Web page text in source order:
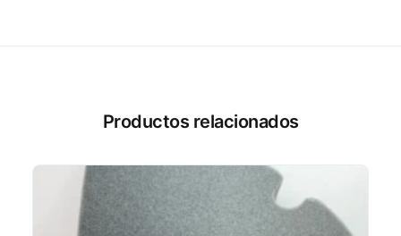
Productos relacionados